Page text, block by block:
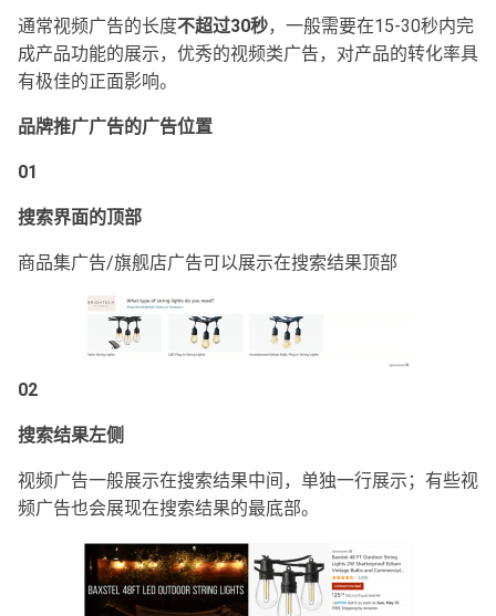
通常视频广告的长度不超过30秒，一般需要在15-30秒内完
成产品功能的展示，优秀的视频类广告，对产品的转化率具
有极佳的正面影响。
品牌推广广告的广告位置
01
搜索界面的顶部
商品集广告/旗舰店广告可以展示在搜索结果顶部
02
搜索结果左侧
视频广告一般展示在搜索结果中间，单独一行展示；有些视
频广告也会展现在搜索结果的最底部。